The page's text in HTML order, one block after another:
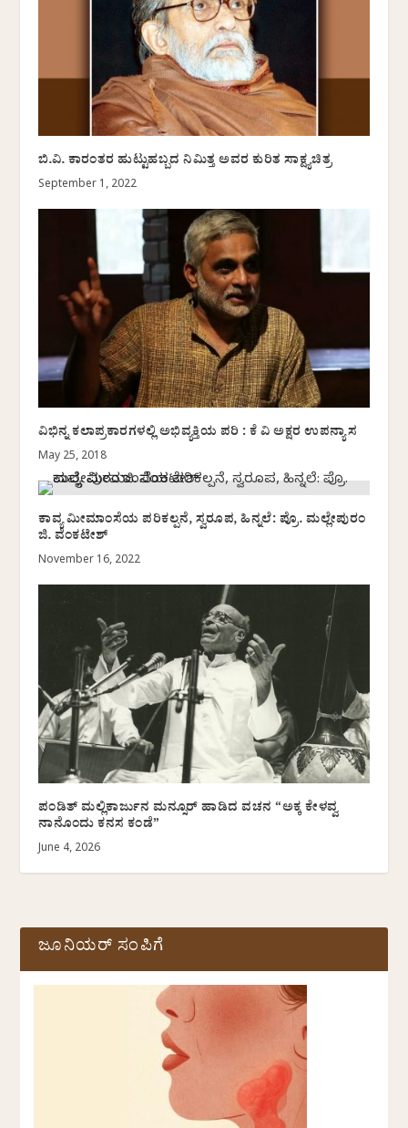
ಬಿ.ವಿ. ಕಾರಂತರ ಹುಟ್ಟುಹಬ್ಬದ ನಿಮಿತ್ತ ಅವರ ಕುರಿತ ಸಾಕ್ಷ್ಯಚಿತ್ರ
September 1, 2022
ವಿಭಿನ್ನ ಕಲಾಪ್ರಕಾರಗಳಲ್ಲಿ ಅಭಿವ್ಯಕ್ತಿಯ ಪರಿ : ಕೆ ವಿ ಅಕ್ಷರ ಉಪನ್ಯಾಸ
May 25, 2018
ಕಾವ್ಯ ಮೀಮಾಂಸೆಯ ಪರಿಕಲ್ಪನೆ, ಸ್ವರೂಪ, ಹಿನ್ನಲೆ: ಪ್ರೊ. ಮಲ್ಲೇಪುರಂ
ಜಿ. ವೆಂಕಟೇಶ್
November 16, 2022
ಪಂಡಿತ್ ಮಲ್ಲಿಕಾರ್ಜುನ ಮನ್ಸೂರ್ ಹಾಡಿದ ವಚನ “ಅಕ್ಕ ಕೇಳವ್ವ
ನಾನೊಂದು ಕನಸ ಕಂಡೆ”
June 4, 2026
ಜೂನಿಯರ್ ಸಂಪಿಗೆ